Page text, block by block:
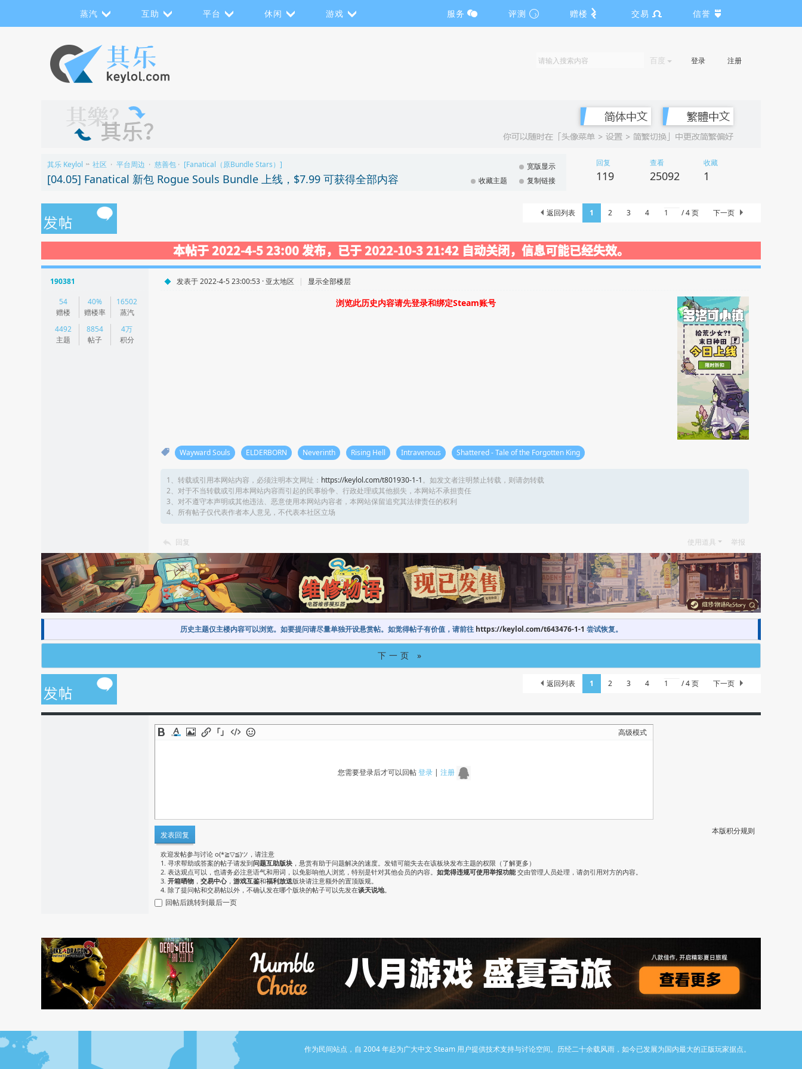
蒸汽 互助 平台 休闲 游戏 服务 评测 赠楼 交易 信誉
百度 登录 注册
其乐 Keylol >> 社区 › 平台周边 › 慈善包 › [Fanatical（原Bundle Stars）]
[04.05] Fanatical 新包 Rogue Souls Bundle 上线，$7.99 可获得全部内容
宽版显示
收藏主题
复制链接
回复
119
查看
25092
收藏
1
1 2 3 4 / 4 页 下一页
返回列表
本帖于 2022-4-5 23:00 发布，已于 2022-10-3 21:42 自动关闭，信息可能已经失效。
190381
54
赠楼
40%
赠楼率
16502
蒸汽
4492
主题
8854
帖子
4万
积分
发表于 2022-4-5 23:00:53 · 亚太地区 |
显示全部楼层
浏览此历史内容请先登录和绑定Steam账号
Wayward Souls ELDERBORN Neverinth Rising Hell Intravenous Shattered - Tale of the Forgotten King
1、转载或引用本网站内容，必须注明本文网址： https://keylol.com/t801930-1-1。如发文者注明禁止转载，则请勿转载
2、对于不当转载或引用本网站内容而引起的民事纷争、行政处理或其他损失，本网站不承担责任
3、对不遵守本声明或其他违法、恶意使用本网站内容者，本网站保留追究其法律责任的权利
4、所有帖子仅代表作者本人意见，不代表本社区立场
回复 使用道具 举报
历史主题仅主楼内容可以浏览。如要提问请尽量单独开设悬赏帖。如觉得帖子有价值，请前往 https://keylol.com/t643476-1-1 尝试恢复。
下一页 »
1 2 3 4 / 4 页 下一页
返回列表
高级模式
您需要登录后才可以回帖登录| 注册
本版积分规则
发表回复
欢迎发帖参与讨论 o(*≧▽≦)ツ，请注意
1. 寻求帮助或答案的帖子请发到问题互助版块 ，悬赏有助于问题解决的速度。发错可能失去在该板块发布主题的权限（ 了解更多 ）
2. 表达观点可以，也请务必注意语气和用词，以免影响他人浏览，特别是针对其他会员的内容。 如觉得违规可使用举报功能 交由管理人员处理，请勿引用对方的内容。
3. 开箱晒物 ， 交易中心， 游戏互鉴和福利放送版块请注意额外的置顶版规。
4. 除了提问帖和交易帖以外，不确认发在哪个版块的帖子可以先发在谈天说地。
回帖后跳转到最后一页
作为民间站点，自 2004 年起为广大中文 Steam 用户提供技术支持与讨论空间。历经二十余载风雨，如今已发展为国内最大的正版玩家据点。